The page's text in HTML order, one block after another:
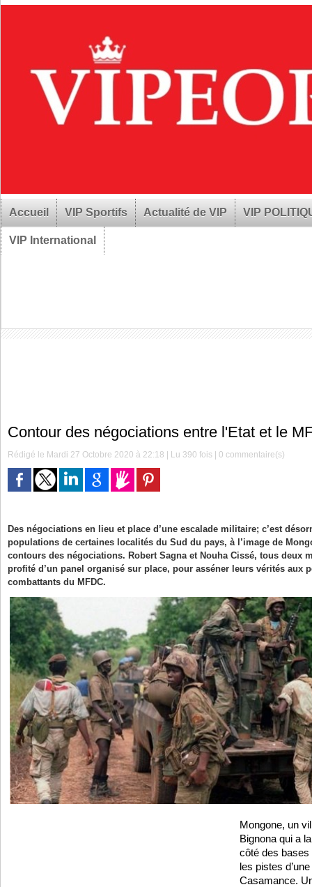
Accueil VIP Sportifs Actualité de VIP VIP
VIP International
Contour des négociations entre l'Etat et le
Rédigé le Mardi 27 Octobre 2020 à 22:18 | Lu 390 fois |0 commentaire(s)
Des négociations en lieu et place d’une escalade militaire; c’est
populations de certaines localités du Sud du pays, à l’image de
contours des négociations. Robert Sagna et Nouha Cissé, tous deux
profité d’un panel organisé sur place, pour asséner leurs vérités aux
combattants du MFDC.
Mongone, un
Bignona qui a
côté des bases
les pistes
Casamance.